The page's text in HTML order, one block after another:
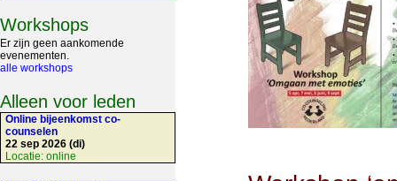
Workshops
Er zijn geen aankomende
evenementen.
alle workshops
Alleen voor leden
Online bijeenkomst co-
counselen
22 sep 2026 (di)
Locatie: online